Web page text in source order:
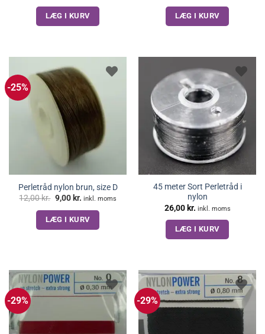
pris
var:
17,00 kr..
pris
er:
12,00 kr..
LÆG I KURV
pris
var:
17,00 kr..
pris
er:
12,00 kr..
LÆG I KURV
-25%
Perletråd nylon brun, size D
12,00kr. Den
oprindelige
pris
var:
12,00 kr..
9,00 kr.Den
pris
er:
9,00 kr..
inkl. moms
LÆG I KURV
45 meter Sort Perletråd i
nylon
26,00 kr. inkl. moms
LÆG I KURV
-29% -29%